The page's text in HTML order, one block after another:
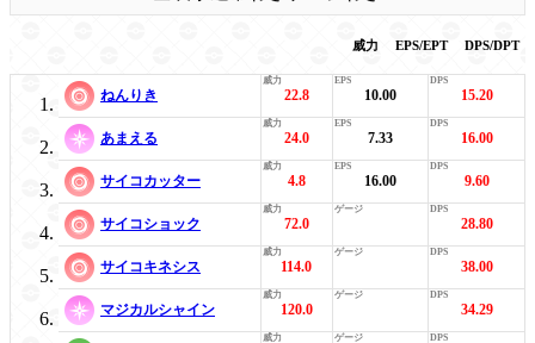
威力 EPS/EPT DPS/DPT
ねんりき 22.8 10.00 15.20
あまえる 24.0 7.33 16.00
サイコカッター 4.8 16.00 9.60
サイコショック 72.0 28.80
サイコキネシス 114.0 38.00
マジカルシャイン 120.0 34.29